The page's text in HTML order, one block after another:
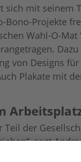
sich mit
Bono-Projekte
Wahl-O-
von Designs
Plakate mit
der
sagt
uns aktiv für